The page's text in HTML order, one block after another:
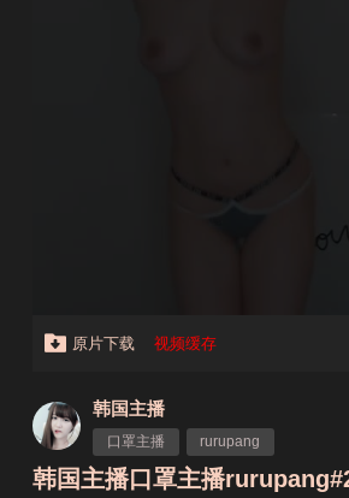
原片下载 视频缓存
韩国主播
口罩主播 rurupang
韩国主播口罩主播